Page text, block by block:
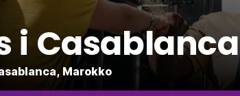
i Casablanca
Marokko